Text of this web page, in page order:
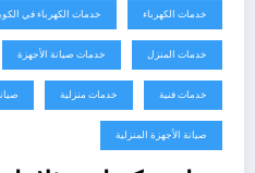
خدمات الكهرباء خدمات الكهرباء في
خدمات المنزل خدمات صيانة الأجهزة
خدمات فنية خدمات منزلية
صيانة الأجهزة المنزلية